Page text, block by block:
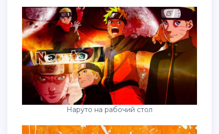
Наруто на рабочий стол